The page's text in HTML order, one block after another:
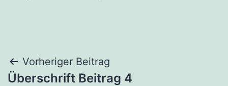
Beitragsnavigation
Vorheriger Beitrag
Überschrift Beitrag 4